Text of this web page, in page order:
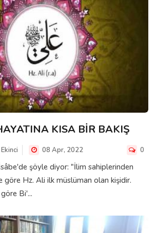
KISA BİR BAKIŞ
08 Apr, 2022 0
şöyle diyor: "İlim sahiplerinden
göre Hz. Ali ilk müslüman olan kişidir.
Bi'...